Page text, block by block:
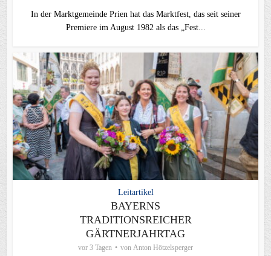
In der Marktgemeinde Prien hat das Marktfest, das seit seiner
Premiere im August 1982 als das „Fest...
Leitartikel
BAYERNS
TRADITIONSREICHER
GÄRTNERJAHRTAG
vor 3 Tagen von Anton Hötzelsperger